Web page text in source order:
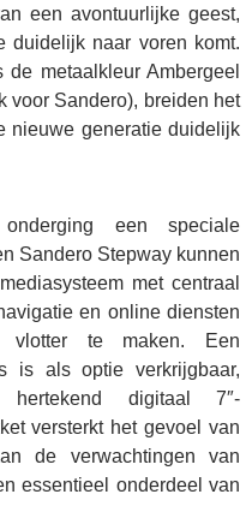
een avontuurlijke geest,
duidelijk naar voren komt.
metaalkleur Ambergeel
voor Sandero), breiden het
nieuwe generatie duidelijk
onderging een speciale
Sandero Stepway kunnen
met centraal
en online diensten
vlotter te maken. Een
is als optie verkrijgbaar,
digitaal 7″-
versterkt het gevoel van
de verwachtingen van
essentieel onderdeel van